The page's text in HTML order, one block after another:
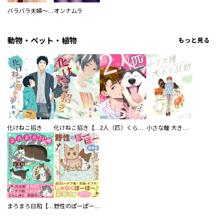
バラバラ夫婦～手足をなくした夫はまだ生きてる オンナムラ
動物・ペット・植物 もっと見る
化けねこ招き 化けねこ招き【描きおろし付合冊版】 2人（匹）くらし。 小さな瞳 大きな鼓動
まろまろ日和【豪華版】 野性のぽーぽー【豪華版】